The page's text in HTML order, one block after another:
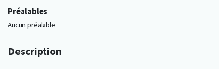
Préalables
Aucun préalable
Description